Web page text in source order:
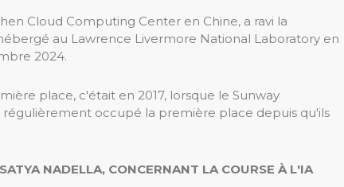
Cloud Computing Center en Chine, a ravi la
au Lawrence Livermore National Laboratory en
2024.
place, c'était en 2017, lorsque le Sunway
régulièrement occupé la première place depuis qu'ils
NADELLA, CONCERNANT LA COURSE À L'IA